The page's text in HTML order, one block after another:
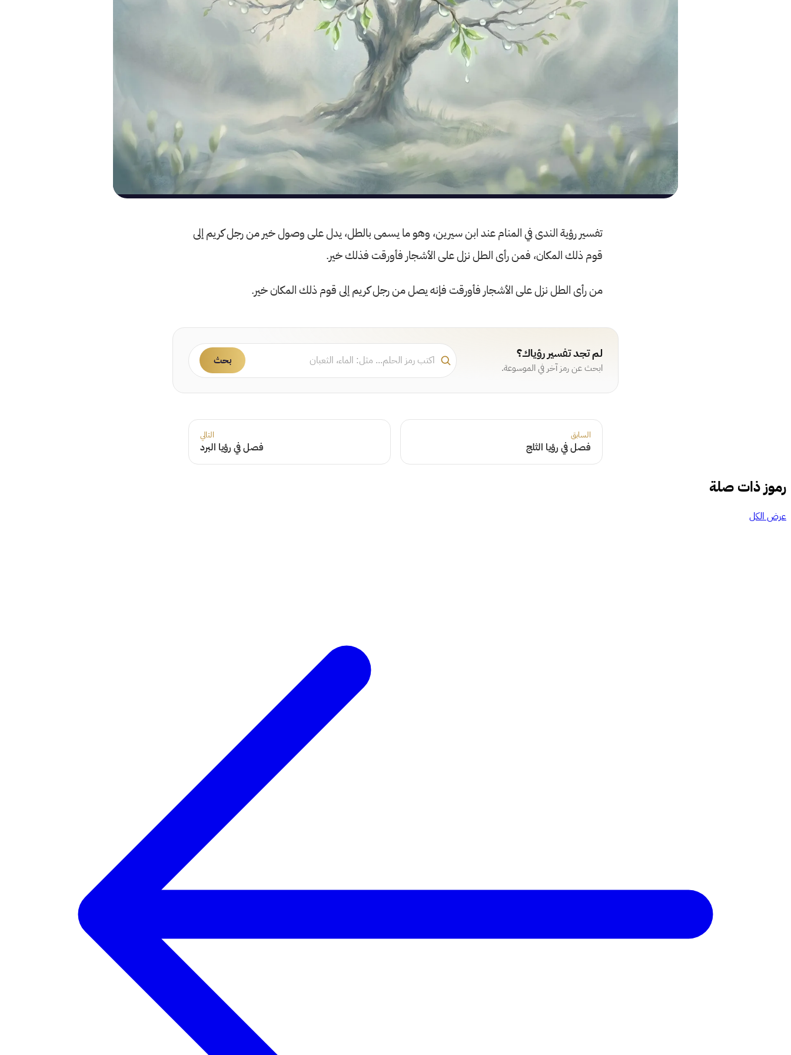
تفسير رؤية الندى في المنام عند ابن سيرين، وهو ما يسمى بالطل، يدل على وصول خير من رجل كريم إلى
قوم ذلك المكان، فمن رأى الطل نزل على الأشجار فأورقت فذلك خير.
من رأى الطل نزل على الأشجار فأورقت فإنه يصل من رجل كريم إلى قوم ذلك المكان خير.
لم تجد تفسير رؤياك؟
ابحث عن رمز آخر في الموسوعة.
بحث
السابق
فصل في رؤيا الثلج
التالي
فصل في رؤيا البرد
رموز ذات صلة
عرض الكل